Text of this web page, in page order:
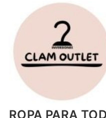
contenido
ROPA PARA